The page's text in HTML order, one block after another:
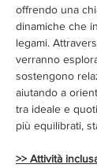
offrendo una
dinamiche che
legami.
verranno
sostengono
aiutando a
tra ideale e
più equilibrati,
>> Attività